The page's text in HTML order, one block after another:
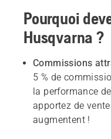
Pourquoi
Husqvarna ?
Commissions
5 % de
la performance
apportez de
augmentent !